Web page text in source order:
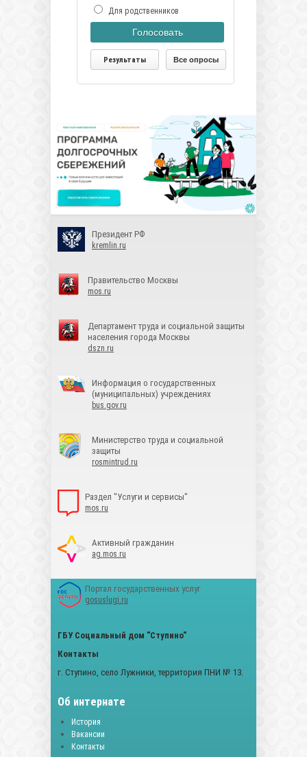
Для родственников
Голосовать
Результаты Все опросы
Президент РФ
kremlin.ru
Правительство Москвы
mos.ru
Департамент труда и социальной защиты
населения города Москвы
dszn.ru
Информация о государственных
(муниципальных) учреждениях
bus.gov.ru
Министерство труда и социальной
защиты
rosmintrud.ru
Раздел "Услуги и сервисы"
mos.ru
Активный гражданин
ag.mos.ru
Портал государственных услуг
gosuslugi.ru
ГБУ Социальный дом "Ступино"
Контакты
г. Ступино, село Лужники, территория ПНИ № 13.
Об интернате
История
Вакансии
Контакты